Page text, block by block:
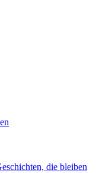
die bleiben